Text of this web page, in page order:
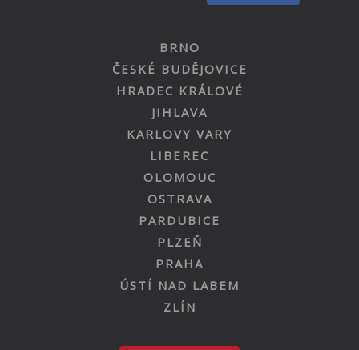
BRNO
ČESKÉ BUDĚJOVICE
HRADEC KRÁLOVÉ
JIHLAVA
KARLOVY VARY
LIBEREC
OLOMOUC
OSTRAVA
PARDUBICE
PLZEŇ
PRAHA
ÚSTÍ NAD LABEM
ZLÍN